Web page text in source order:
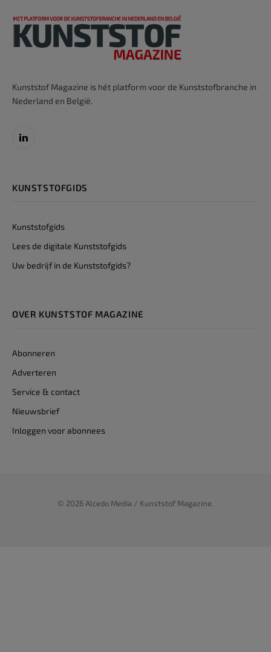
Kunststof Magazine is hét platform voor de Kunststofbranche in
Nederland en België.
LinkedIn
KUNSTSTOFGIDS
Kunststofgids
Lees de digitale Kunststofgids
Uw bedrijf in de Kunststofgids?
OVER KUNSTSTOF MAGAZINE
Abonneren
Adverteren
Service & contact
Nieuwsbrief
Inloggen voor abonnees
© 2026 Alcedo Media / Kunststof Magazine.